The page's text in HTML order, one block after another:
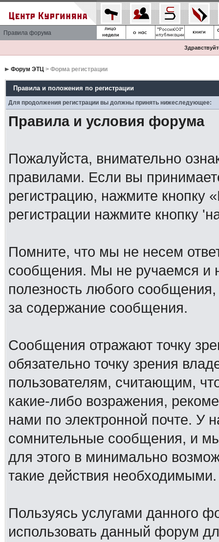
Правила форума
Форум ЭТЦ> Форма регистрации
Правила и положения по регистрации
Для продолжения регистрации вы должны принять нижеследующее:
Правила и условия форума
Пожалуйста, внимательно
правилами. Если вы
регистрацию, нажмите кнопку
регистрации нажмите кнопку
Помните, что мы не несем
сообщения. Мы не ручаемся и
полезность любого
за содержание сообщения.
Сообщения отражают точку
обязательно точку зрения
пользователям, считающим,
какие-либо возражения,
нами по электронной почте. У
сомнительные сообщения, и
для этого в минимально
такие действия необходимыми.
Пользуясь услугами данного
использовать данный форум